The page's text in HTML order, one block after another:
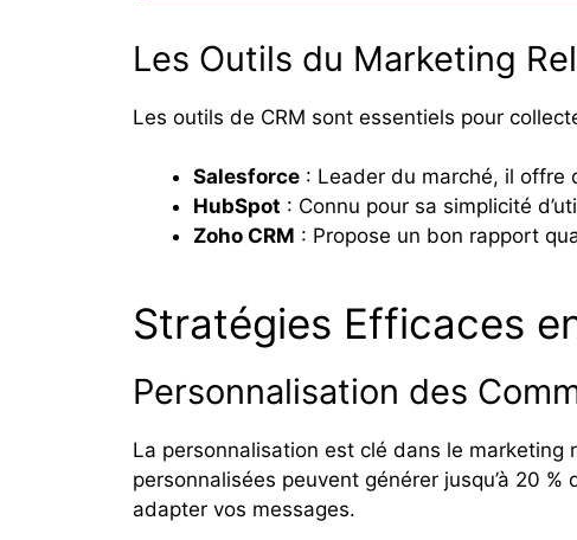
Les Outils du Marketing
Les outils de CRM sont essentiels pour
Salesforce : Leader du marché, il offre
HubSpot : Connu pour sa simplicité
Zoho CRM : Propose un bon rapport
Stratégies Efficaces
Personnalisation des
La personnalisation est clé dans le
personnalisées peuvent générer jusqu’à 20
adapter vos messages.